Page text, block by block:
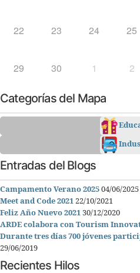
22 23 24 25
29 30 1 2
Categorías del Mapa
Entradas del Blogs
Campamento Verano 202504/06/2025
Meet and Code 202122/10/2021
Feliz Año Nuevo 202130/12/2020
ARDE colabora con Tourism
Durante tres días 700 jóvenes
29/06/2019
Recientes Hilos